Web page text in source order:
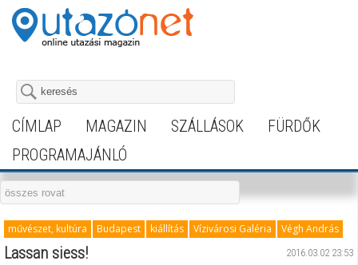
CÍMLAP MAGAZIN SZÁLLÁSOK
FÜRDŐK
PROGRAMAJÁNLÓ
művészet, kultúra Budapest kiállítás Vízivárosi Galéria Végh András
2016.03.02 23:53
Lassan siess!